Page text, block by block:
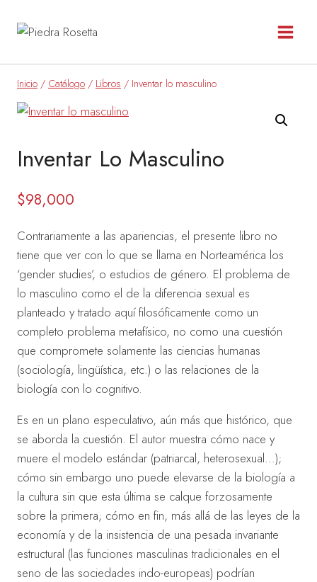
Inicio / Catálogo / Libros / Inventar lo masculino
Inventar Lo Masculino
$98,000
Contrariamente a las apariencias, el presente libro no
tiene que ver con lo que se llama en Norteamérica los
‘gender studies’, o estudios de género. El problema de
lo masculino como el de la diferencia sexual es
planteado y tratado aquí filosóficamente como un
completo problema metafísico, no como una cuestión
que compromete solamente las ciencias humanas
(sociología, lingüística, etc.) o las relaciones de la
biología con lo cognitivo.
Es en un plano especulativo, aún más que histórico, que
se aborda la cuestión. El autor muestra cómo nace y
muere el modelo estándar (patriarcal, heterosexual…);
cómo sin embargo uno puede elevarse de la biología a
la cultura sin que esta última se calque forzosamente
sobre la primera; cómo en fin, más allá de las leyes de la
economía y de la insistencia de una pesada invariante
estructural (las funciones masculinas tradicionales en el
seno de las sociedades indo-europeas) podrían